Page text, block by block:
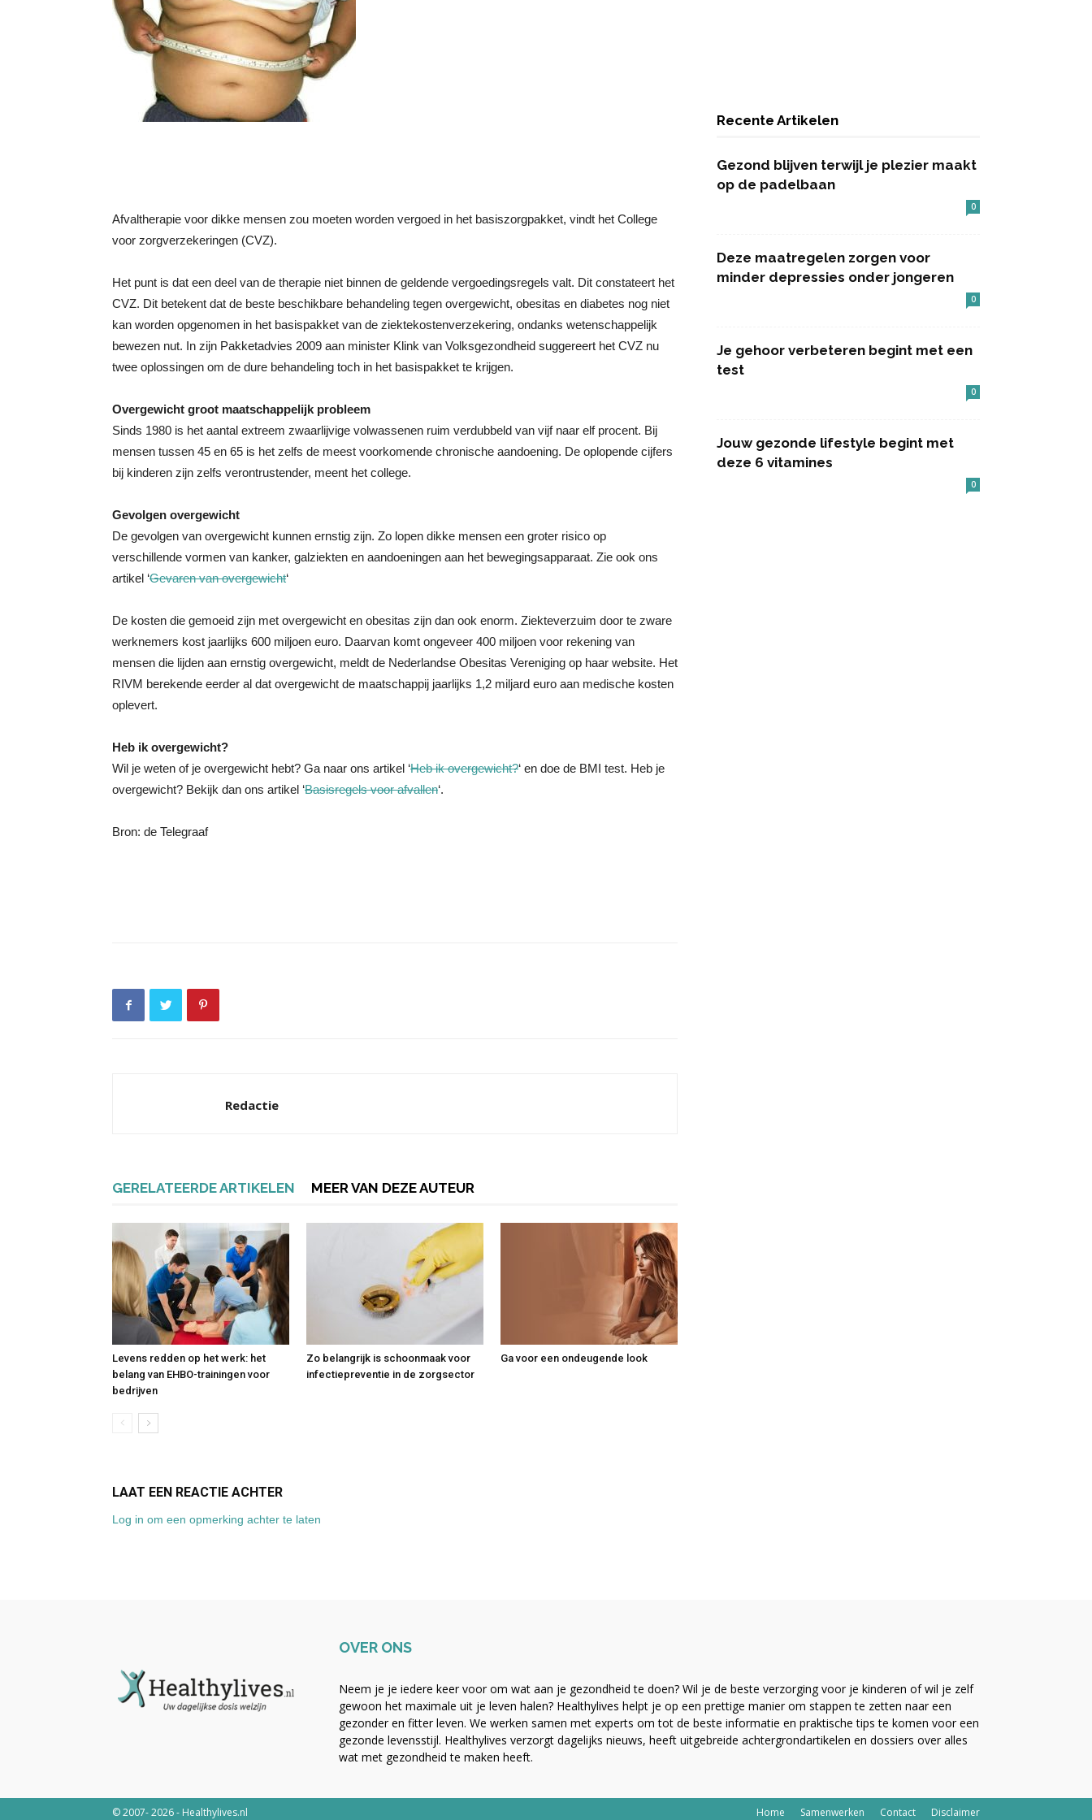
Afvaltherapie voor dikke mensen zou moeten worden vergoed in het basiszorgpakket, vindt het College
voor zorgverzekeringen (CVZ).
Het punt is dat een deel van de therapie niet binnen de geldende vergoedingsregels valt. Dit constateert het
CVZ. Dit betekent dat de beste beschikbare behandeling tegen overgewicht, obesitas en diabetes nog niet
kan worden opgenomen in het basispakket van de ziektekostenverzekering, ondanks wetenschappelijk
bewezen nut. In zijn Pakketadvies 2009 aan minister Klink van Volksgezondheid suggereert het CVZ nu
twee oplossingen om de dure behandeling toch in het basispakket te krijgen.
Overgewicht groot maatschappelijk probleem
Sinds 1980 is het aantal extreem zwaarlijvige volwassenen ruim verdubbeld van vijf naar elf procent. Bij
mensen tussen 45 en 65 is het zelfs de meest voorkomende chronische aandoening. De oplopende cijfers
bij kinderen zijn zelfs verontrustender, meent het college.
Gevolgen overgewicht
De gevolgen van overgewicht kunnen ernstig zijn. Zo lopen dikke mensen een groter risico op
verschillende vormen van kanker, galziekten en aandoeningen aan het bewegingsapparaat. Zie ook ons
artikel ‘Gevaren van overgewicht‘
De kosten die gemoeid zijn met overgewicht en obesitas zijn dan ook enorm. Ziekteverzuim door te zware
werknemers kost jaarlijks 600 miljoen euro. Daarvan komt ongeveer 400 miljoen voor rekening van
mensen die lijden aan ernstig overgewicht, meldt de Nederlandse Obesitas Vereniging op haar website. Het
RIVM berekende eerder al dat overgewicht de maatschappij jaarlijks 1,2 miljard euro aan medische kosten
oplevert.
Heb ik overgewicht?
Wil je weten of je overgewicht hebt? Ga naar ons artikel ‘Heb ik overgewicht?‘ en doe de BMI test. Heb je
overgewicht? Bekijk dan ons artikel ‘Basisregels voor afvallen‘.
Bron: de Telegraaf
Redactie
GERELATEERDE ARTIKELEN MEER VAN DEZE AUTEUR
Levens redden op het werk: het
belang van EHBO-trainingen voor
bedrijven
Zo belangrijk is schoonmaak voor
infectiepreventie in de zorgsector
Ga voor een ondeugende look
LAAT EEN REACTIE ACHTER
Log in om een opmerking achter te laten
Recente Artikelen
Gezond blijven terwijl je plezier maakt
op de padelbaan
0
Deze maatregelen zorgen voor
minder depressies onder jongeren
0
Je gehoor verbeteren begint met een
test
0
Jouw gezonde lifestyle begint met
deze 6 vitamines
0
OVER ONS
Neem je je iedere keer voor om wat aan je gezondheid te doen? Wil je de beste verzorging voor je kinderen of wil je zelf
gewoon het maximale uit je leven halen? Healthylives helpt je op een prettige manier om stappen te zetten naar een
gezonder en fitter leven. We werken samen met experts om tot de beste informatie en praktische tips te komen voor een
gezonde levensstijl. Healthylives verzorgt dagelijks nieuws, heeft uitgebreide achtergrondartikelen en dossiers over alles
wat met gezondheid te maken heeft.
Home Samenwerken Contact Disclaimer
© 2007- 2026 - Healthylives.nl